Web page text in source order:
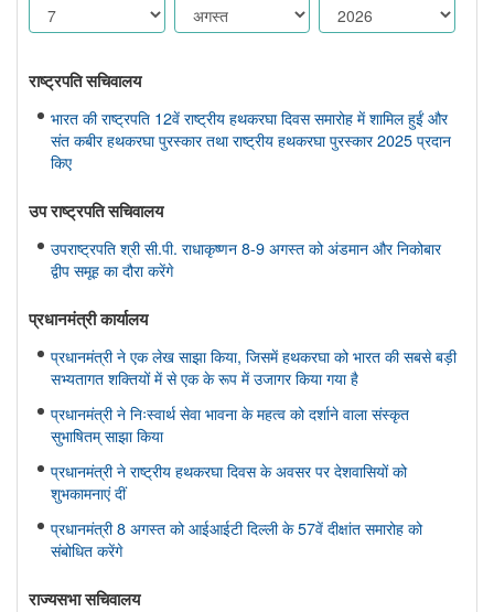
राष्ट्रपति सचिवालय
भारत की राष्ट्रपति 12वें राष्ट्रीय हथकरघा दिवस समारोह में शामिल हुईं और
संत कबीर हथकरघा पुरस्कार तथा राष्ट्रीय हथकरघा पुरस्कार 2025 प्रदान
किए
उप राष्ट्रपति सचिवालय
उपराष्ट्रपति श्री सी.पी. राधाकृष्णन 8-9 अगस्त को अंडमान और निकोबार
द्वीप समूह का दौरा करेंगे
प्रधानमंत्री कार्यालय
प्रधानमंत्री ने एक लेख साझा किया, जिसमें हथकरघा को भारत की सबसे बड़ी
सभ्यतागत शक्तियों में से एक के रूप में उजागर किया गया है
प्रधानमंत्री ने निःस्वार्थ सेवा भावना के महत्व को दर्शाने वाला संस्कृत
सुभाषितम् साझा किया
प्रधानमंत्री ने राष्ट्रीय हथकरघा दिवस के अवसर पर देशवासियों को
शुभकामनाएं दीं
प्रधानमंत्री 8 अगस्त को आईआईटी दिल्ली के 57वें दीक्षांत समारोह को
संबोधित करेंगे
राज्यसभा सचिवालय